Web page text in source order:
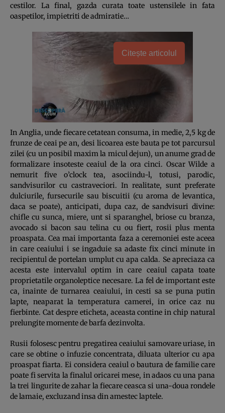
cestilor. La final, gazda curata toate ustensilele in fata
oaspetilor, impietriti de admiratie…
Citește articolul
In Anglia, unde fiecare cetatean consuma, in medie, 2,5 kg de
frunze de ceai pe an, desi licoarea este bauta pe tot parcursul
zilei (cu un posibil maxim la micul dejun), un anume grad de
formalizare insoteste ceaiul de la ora cinci. Oscar Wilde a
nemurit five o’clock tea, asociindu-l, totusi, parodic,
sandvisurilor cu castraveciori. In realitate, sunt preferate
dulciurile, fursecurile sau biscuitii (cu aroma de levantica,
daca se poate), anticipati, dupa caz, de sandvisuri divine:
chifle cu sunca, miere, unt si sparanghel, briose cu branza,
avocado si bacon sau telina cu ou fiert, rosii plus menta
proaspata. Cea mai importanta faza a ceremoniei este aceea
in care ceaiului i se ingaduie sa adaste fix cinci minute in
recipientul de portelan umplut cu apa calda. Se apreciaza ca
acesta este intervalul optim in care ceaiul capata toate
proprietatile organoleptice necesare. La fel de important este
ca, inainte de turnarea ceaiului, in cesti sa se puna putin
lapte, neaparat la temperatura camerei, in orice caz nu
fierbinte. Cat despre eticheta, aceasta contine in chip natural
prelungite momente de barfa dezinvolta.
Rusii folosesc pentru pregatirea ceaiului samovare uriase, in
care se obtine o infuzie concentrata, diluata ulterior cu apa
proaspat fiarta. Ei considera ceaiul o bautura de familie care
poate fi servita la finalul oricarei mese, in adaos cu una pana
la trei lingurite de zahar la fiecare ceasca si una-doua rondele
de lamaie, excluzand insa din amestec laptele.